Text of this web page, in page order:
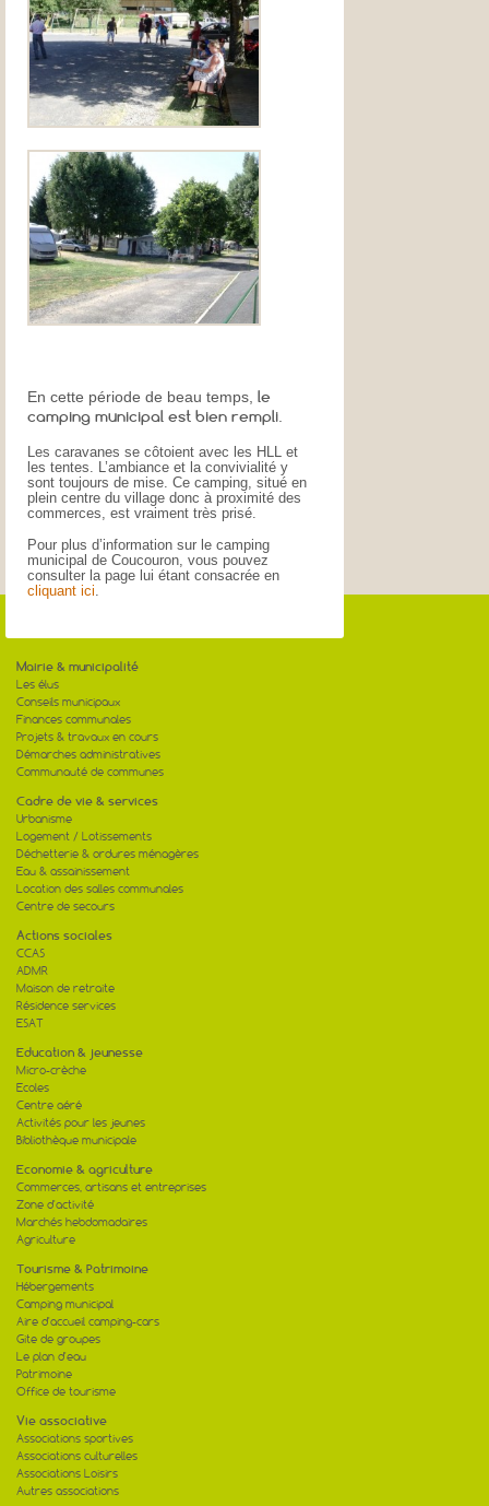
En cette période de beau temps, le
camping municipal est bien rempli
Les caravanes se côtoient avec les HLL et
les tentes. L’ambiance et la convivialité y
sont toujours de mise. Ce camping, situé en
plein centre du village donc à proximité des
commerces, est vraiment très prisé.
Pour plus d’information sur le camping
municipal de Coucouron, vous pouvez
consulter la page lui étant consacrée en
cliquant ici.
Mairie & municipalité
Les élus
Conseils municipaux
Finances communales
Projets & travaux en cours
Démarches administratives
Communauté de communes
Cadre de vie & services
Urbanisme
Logement / Lotissements
Déchetterie & ordures ménagères
Eau & assainissement
Location des salles communales
Centre de secours
Actions sociales
CCAS
ADMR
Maison de retraite
Résidence services
ESAT
Education & jeunesse
Micro-crèche
Ecoles
Centre aéré
Activités pour les jeunes
Bibliothèque municipale
Economie & agriculture
Commerces, artisans et entreprises
Zone d'activité
Marchés hebdomadaires
Agriculture
Tourisme & Patrimoine
Hébergements
Camping municipal
Aire d'accueil camping-cars
Gite de groupes
Le plan d'eau
Patrimoine
Office de tourisme
Vie associative
Associations sportives
Associations culturelles
Associations Loisirs
Autres associations